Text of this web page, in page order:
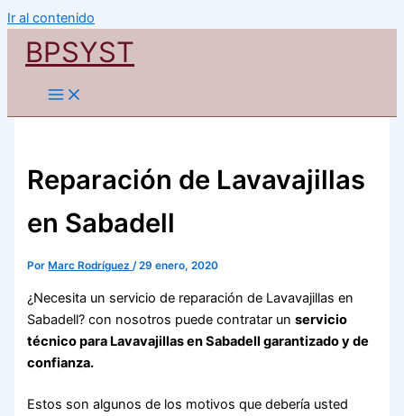
Ir al contenido
BPSYST
Reparación de Lavavajillas
en Sabadell
Por Marc Rodríguez/29 enero, 2020
¿Necesita un servicio de reparación de Lavavajillas en
Sabadell? con nosotros puede contratar unservicio
técnico para Lavavajillas en Sabadell garantizado y de
confianza.
Estos son algunos de los motivos que debería usted